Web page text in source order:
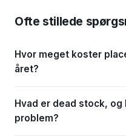
Ofte stillede
Hvor meget koster
året?
Hvad er dead stock,
problem?